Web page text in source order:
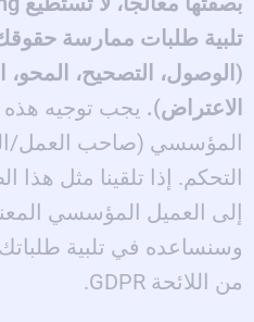
(الوصول، التصحيح، المحو،
الاعتراض). يجب توجيه هذه
المؤسسي (صاحب العمل/
التحكم. إذا تلقينا مثل هذا
إلى العميل المؤسسي
من اللائحة GDPR.